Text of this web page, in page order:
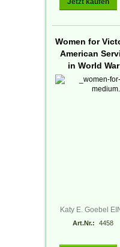
Jetzt kaufen
Women for
American
in World
Katy E. Goebel
Art.Nr.: 4458